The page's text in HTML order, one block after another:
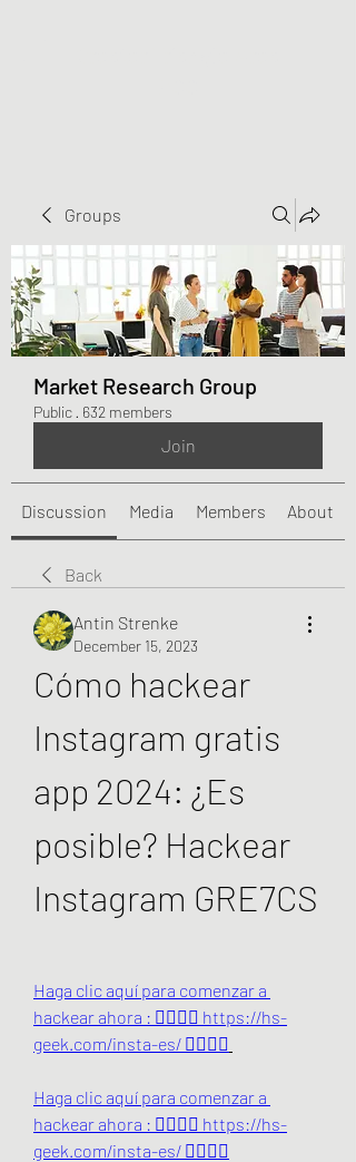
Groups
Market Research Group
Public · 632 members
Join
Discussion Media Members About
Back
Antin Strenke
December 15, 2023
Cómo hackear
Instagram gratis
app 2024: ¿Es
posible? Hackear
Instagram GRE7CS
Haga clic aquí para comenzar a
hackear ahora : 👉🏻👉🏻 https://hs-
geek.com/insta-es/ 👈🏻👈🏻
Haga clic aquí para comenzar a
hackear ahora : 👉🏻👉🏻 https://hs-
geek.com/insta-es/ 👈🏻👈🏻